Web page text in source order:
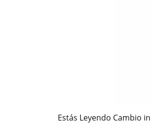
Estás Leyendo Cambio in